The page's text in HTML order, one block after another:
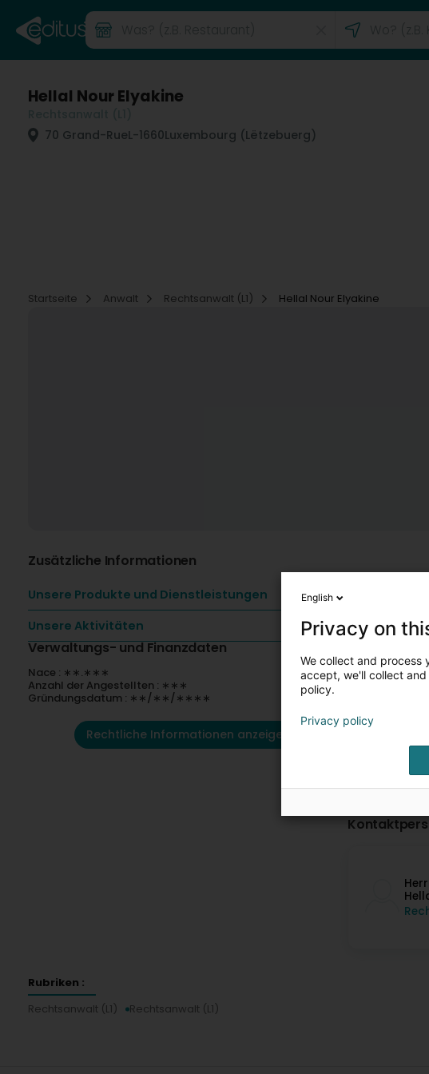
Hellal Nour Elyakine
70 Grand-RueL-1660Luxembourg (Lëtzebuerg)
Startseite
Anwalt Rechtsanwalt (L1) Hellal Nour Elyakine
Zusätzliche Informationen
Unsere Produkte und Dienstleistungen
Unsere Aktivitäten
Verwaltungs- und Finanzdaten
Nace : ∗∗.∗∗∗
Anzahl der Angestellten : ∗∗∗
Gründungsdatum : ∗∗/∗∗/∗∗∗∗
Rechtliche Informationen anzeigen
Rubriken :
Rechtsanwalt (L1)
Rechtsanwalt (L1)
English
Privacy on
We collect and process
accept, we'll collect
policy.
Privacy policy